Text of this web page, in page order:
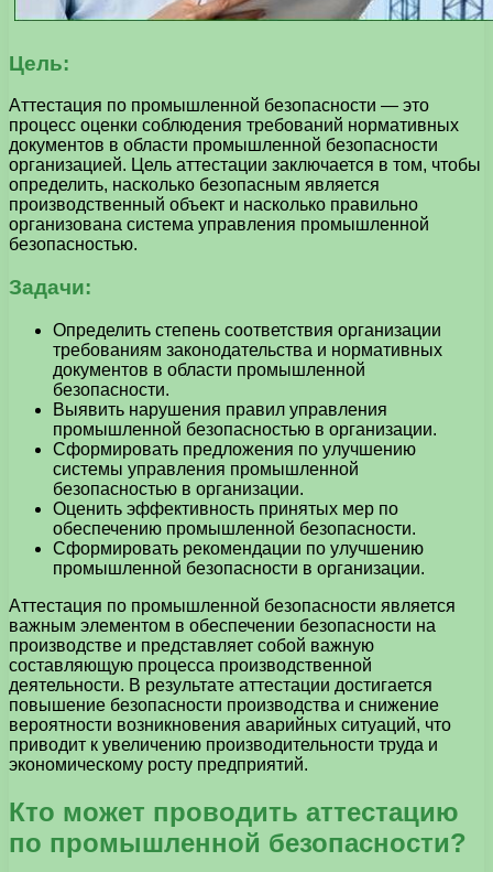
Цель:
Аттестация по промышленной безопасности — это
процесс оценки соблюдения требований нормативных
документов в области промышленной безопасности
организацией. Цель аттестации заключается в том, чтобы
определить, насколько безопасным является
производственный объект и насколько правильно
организована система управления промышленной
безопасностью.
Задачи:
Определить степень соответствия организации
требованиям законодательства и нормативных
документов в области промышленной
безопасности.
Выявить нарушения правил управления
промышленной безопасностью в организации.
Сформировать предложения по улучшению
системы управления промышленной
безопасностью в организации.
Оценить эффективность принятых мер по
обеспечению промышленной безопасности.
Сформировать рекомендации по улучшению
промышленной безопасности в организации.
Аттестация по промышленной безопасности является
важным элементом в обеспечении безопасности на
производстве и представляет собой важную
составляющую процесса производственной
деятельности. В результате аттестации достигается
повышение безопасности производства и снижение
вероятности возникновения аварийных ситуаций, что
приводит к увеличению производительности труда и
экономическому росту предприятий.
Кто может проводить аттестацию
по промышленной безопасности?